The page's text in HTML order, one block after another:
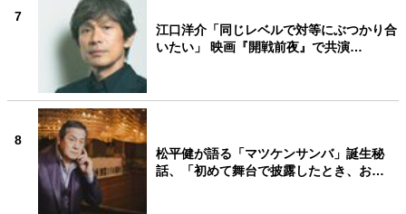
7
江口洋介「同じレベルで対等にぶつかり合
いたい」 映画『開戦前夜』で共演…
8
松平健が語る「マツケンサンバ」誕生秘
話、「初めて舞台で披露したとき、お…